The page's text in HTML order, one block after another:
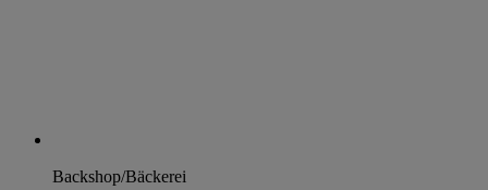
Backshop/Bäckerei